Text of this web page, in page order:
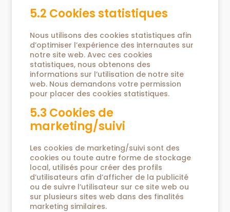
5.2 Cookies statistiques
Nous utilisons des cookies statistiques afin
d’optimiser l’expérience des internautes sur
notre site web. Avec ces cookies
statistiques, nous obtenons des
informations sur l’utilisation de notre site
web. Nous demandons votre permission
pour placer des cookies statistiques.
5.3 Cookies de
marketing/suivi
Les cookies de marketing/suivi sont des
cookies ou toute autre forme de stockage
local, utilisés pour créer des profils
d’utilisateurs afin d’afficher de la publicité
ou de suivre l’utilisateur sur ce site web ou
sur plusieurs sites web dans des finalités
marketing similaires.